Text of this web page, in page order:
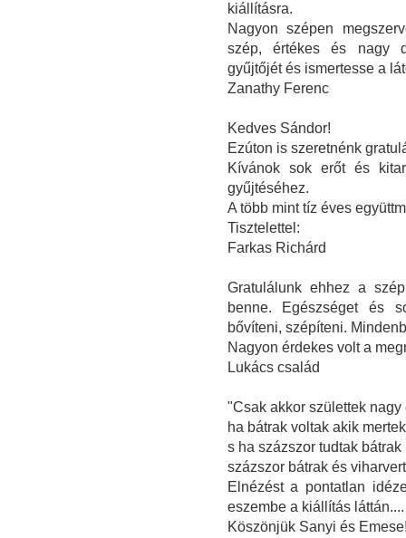
kiállításra.
Nagyon szépen
szép, értékes és nagy
gyűjtőjét és ismertesse a
Zanathy Ferenc
Kedves Sándor!
Ezúton is szeretnénk
Kívánok sok erőt és
gyűjtéséhez.
A több mint tíz éves
Tisztelettel:
Farkas Richárd
Gratulálunk ehhez a
benne. Egészséget és
bővíteni, szépíteni.
Nagyon érdekes volt a
Lukács család
"Csak akkor születtek nagy
ha bátrak voltak akik mertek
s ha százszor tudtak bátrak
százszor bátrak és
Elnézést a pontatlan
eszembe a kiállítás láttán....
Köszönjük Sanyi és